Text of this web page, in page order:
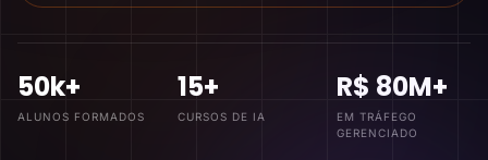
50k+
ALUNOS FORMADOS
15+
CURSOS DE IA
R$ 80M+
EM TRÁFEGO
GERENCIADO